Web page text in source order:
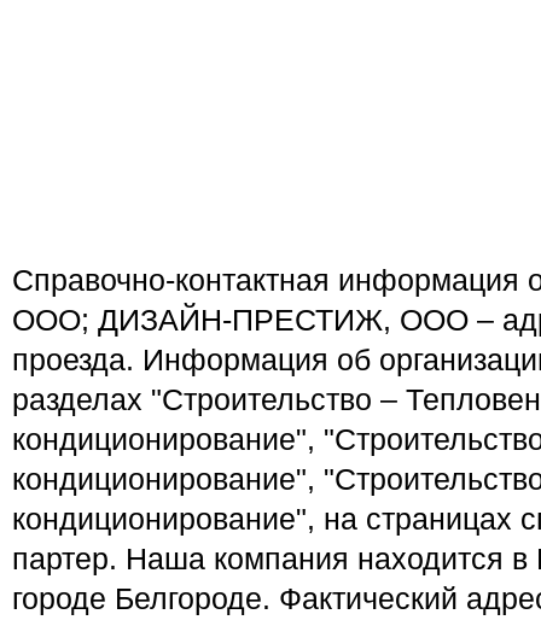
Справочно-контактная
ООО; ДИЗАЙН-ПРЕСТИЖ, ООО –
проезда. Информация об
разделах "Строительство –
кондиционирование",
кондиционирование",
кондиционирование", на страницах
партер. Наша компания находится в
городе Белгороде. Фактический